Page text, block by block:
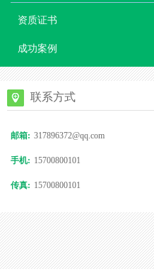
资质证书
成功案例
联系方式
邮箱: 317896372@qq.com
手机: 15700800101
传真: 15700800101